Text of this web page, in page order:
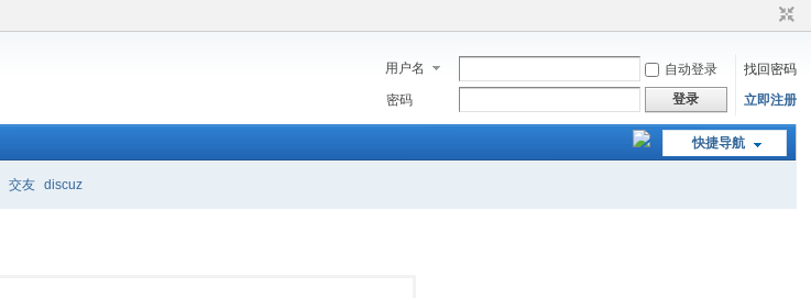
用户名 自动登录
找回密码
密码
登录 立即注册
快捷导航
交友 discuz